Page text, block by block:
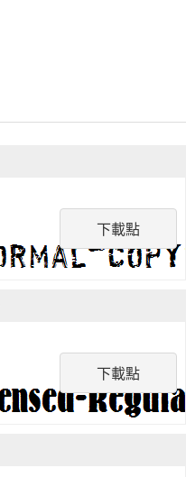
下載點
下載點